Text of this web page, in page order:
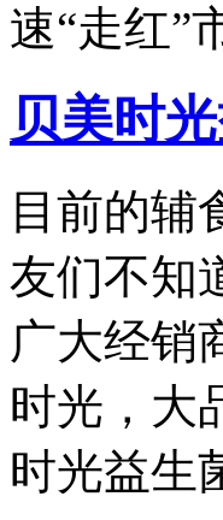
速“走红”
贝美时
目前的辅
友们不知
广大经销
时光，大
时光益生